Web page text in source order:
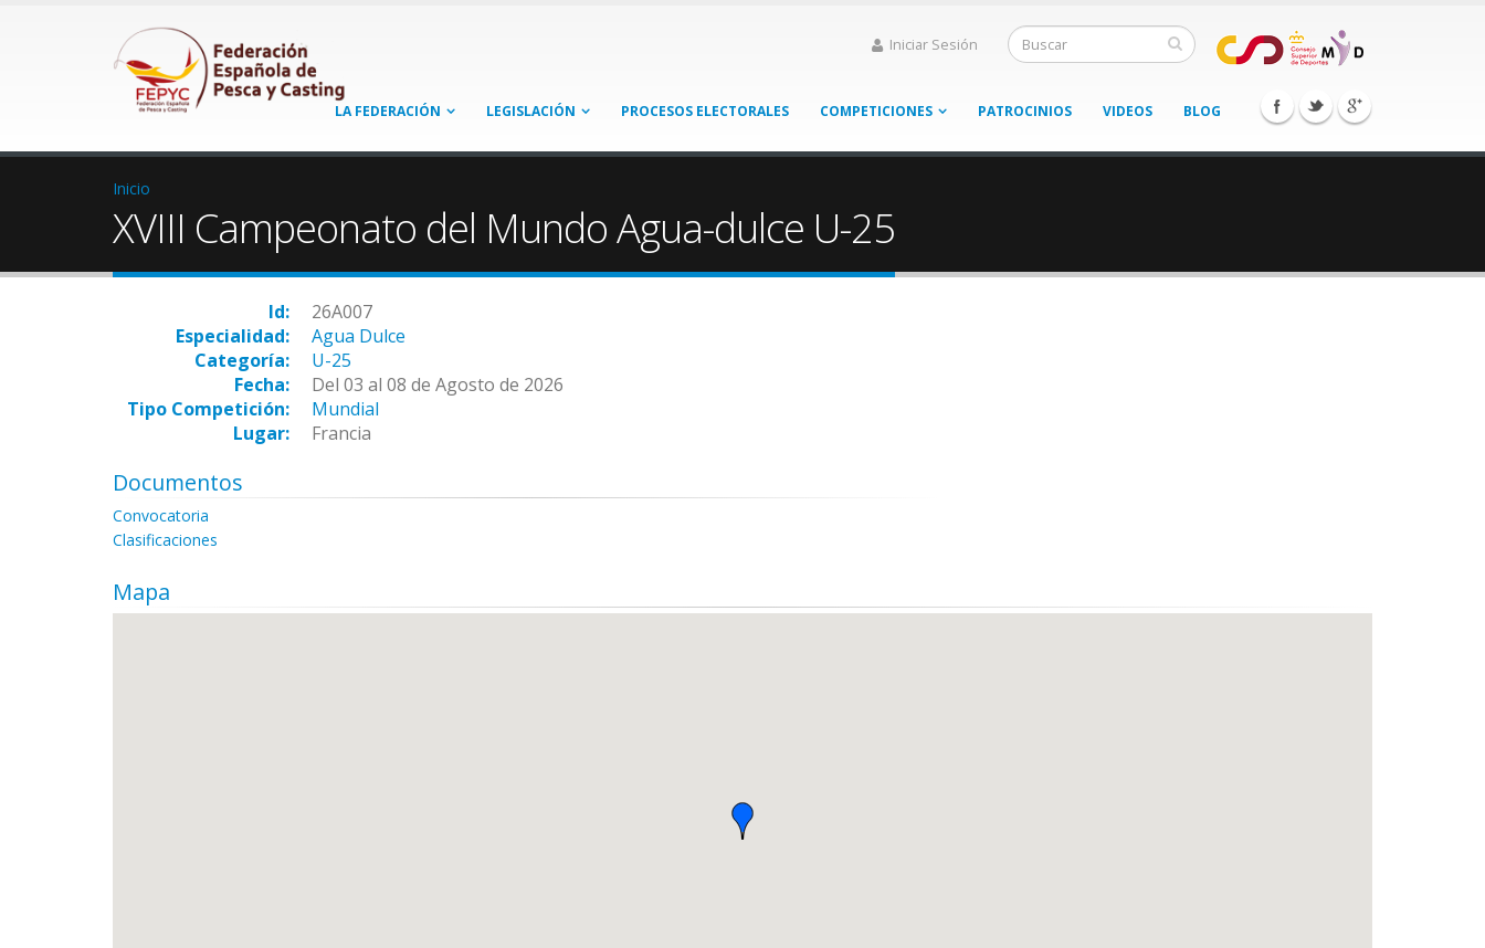
Iniciar Sesión
LA FEDERACIÓN LEGISLACIÓN PROCESOS ELECTORALES COMPETICIONES PATROCINIOS VIDEOS BLOG
Inicio
XVIII Campeonato del Mundo Agua-dulce U-25
Id:
26A007
Especialidad:
Agua Dulce
Categoría:
U-25
Fecha:
Del 03 al 08 de Agosto de 2026
Tipo Competición:
Mundial
Lugar:
Francia
Documentos
Convocatoria
Clasificaciones
Mapa